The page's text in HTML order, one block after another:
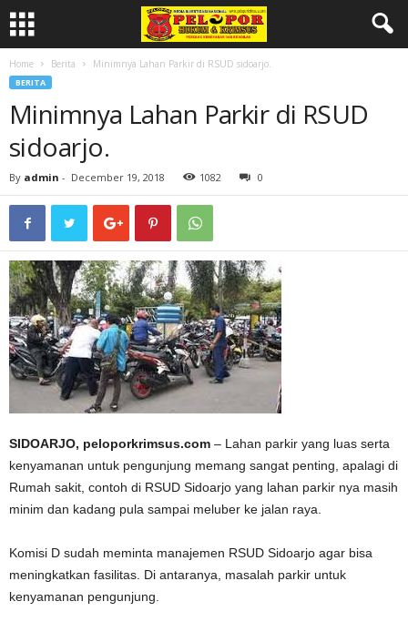
Home Berita Minimnya Lahan Parkir di RSUD sidoarjo.
BERITA
Minimnya Lahan Parkir di RSUD
sidoarjo.
By admin - December 19, 2018 1082 0
SIDOARJO, peloporkrimsus.com – Lahan parkir yang luas serta
kenyamanan untuk pengunjung memang sangat penting, apalagi di
Rumah sakit, contoh di RSUD Sidoarjo yang lahan parkir nya masih
minim dan kadang pula sampai meluber ke jalan raya.
Komisi D sudah meminta manajemen RSUD Sidoarjo agar bisa
meningkatkan fasilitas. Di antaranya, masalah parkir untuk
kenyamanan pengunjung.